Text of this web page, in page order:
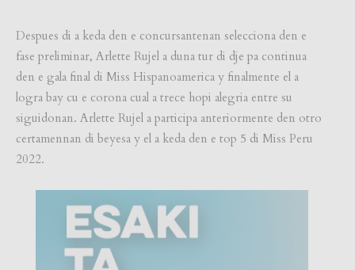
Despues di a keda den e concursantenan selecciona den e
fase preliminar, Arlette Rujel a duna tur di dje pa continua
den e gala final di Miss Hispanoamerica y finalmente el a
logra bay cu e corona cual a trece hopi alegria entre su
siguidonan. Arlette Rujel a participa anteriormente den otro
certamennan di beyesa y el a keda den e top 5 di Miss Peru
2022.